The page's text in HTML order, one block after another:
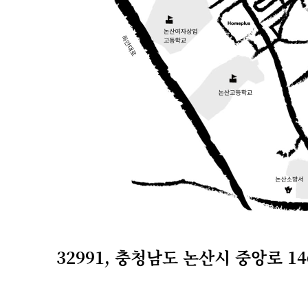
32991, 충청남도 논산시 중앙로